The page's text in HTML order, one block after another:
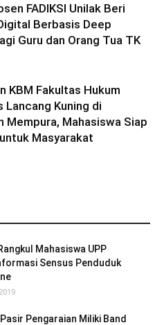
FADIKSI Unilak Beri
Berbasis Deep
Guru dan Orang Tua TK
KBM Fakultas Hukum
Lancang Kuning di
Mempura, Mahasiswa Siap
Masyarakat
Mahasiswa UPP
Sensus Penduduk
Pengaraian Miliki Band